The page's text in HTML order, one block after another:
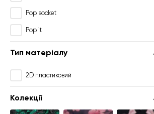
Pop socket
Pop it
Тип матеріалу
2D пластиковий
Колекції